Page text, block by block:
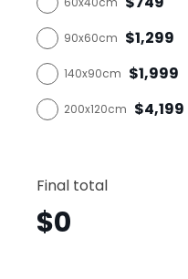
90x60cm $1,299
140x90cm $1,999
200x120cm $4,199
Final total
$0